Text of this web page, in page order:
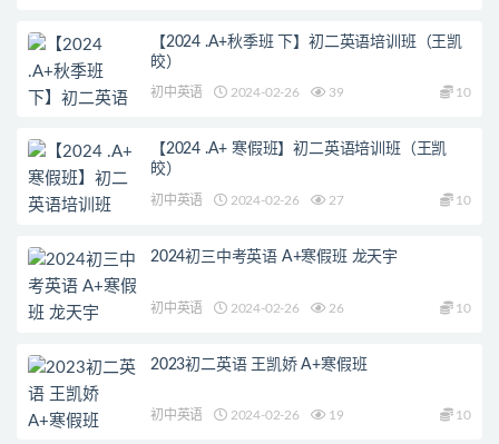
【2024 .A+秋季班 下】初二英语培训班（王凯
皎）
初中英语 2024-02-26 39 10
【2024 .A+ 寒假班】初二英语培训班（王凯
皎）
初中英语 2024-02-26 27 10
2024初三中考英语 A+寒假班 龙天宇
初中英语 2024-02-26 26 10
2023初二英语 王凯娇 A+寒假班
初中英语 2024-02-26 19 10